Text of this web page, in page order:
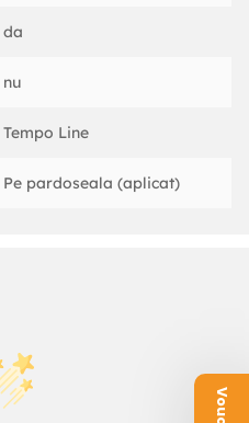
da
nu
Tempo Line
Pe pardoseala (aplicat)